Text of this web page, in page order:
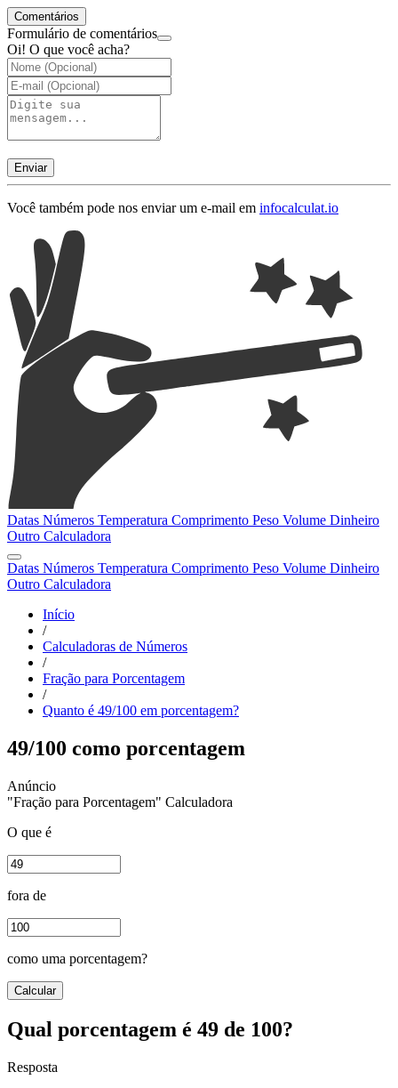
Comentários
Formulário de comentários
Oi! O que você acha?
Enviar
Você também pode nos enviar um e-mail em infocalculat.io
Datas Números Temperatura Comprimento Peso Volume Dinheiro
Outro Calculadora
Datas Números Temperatura Comprimento Peso Volume Dinheiro
Outro Calculadora
Início
/
Calculadoras de Números
/
Fração para Porcentagem
/
Quanto é 49/100 em porcentagem?
49/100 como porcentagem
"Fração para Porcentagem" Calculadora
O que é
fora de
como uma porcentagem?
Calcular
Qual porcentagem é 49 de 100?
Resposta